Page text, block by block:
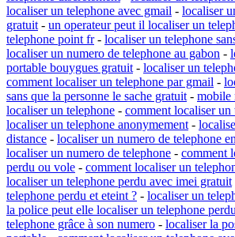
localiser un telephone avec gmail - localiser
gratuit - un operateur peut il localiser un
telephone point fr- localiser un telephone
localiser un numero de telephone au gabon -
portable bouygues gratuit - localiser un
comment localiser un telephone par gmail -
sans que la personne le sache gratuit - mobile
localiser un telephone - comment localiser un
localiser un telephone anonymement -
distance - localiser un numero de telephone
localiser un numero de telephone - comment
perdu ou vole - comment localiser un
localiser un telephone perdu avec imei gratuit
telephone perdu et eteint ? - localiser un
la police peut elle localiser un telephone perdu
telephone grâce à son numero - localiser la